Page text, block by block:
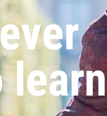
learn